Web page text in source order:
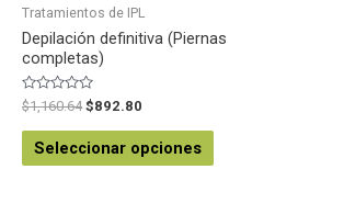
Tratamientos de IPL
Depilación definitiva (Piernas
completas)
Valorado
en
0
de
$1,160.64 $892.80
Seleccionar opciones